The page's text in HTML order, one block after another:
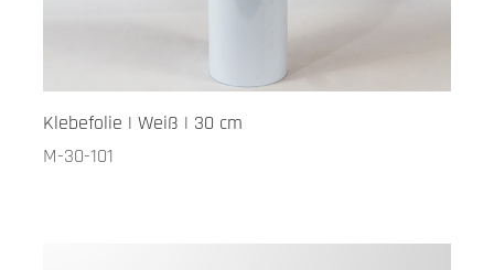
Klebefolie | Weiß | 30 cm
M-30-101